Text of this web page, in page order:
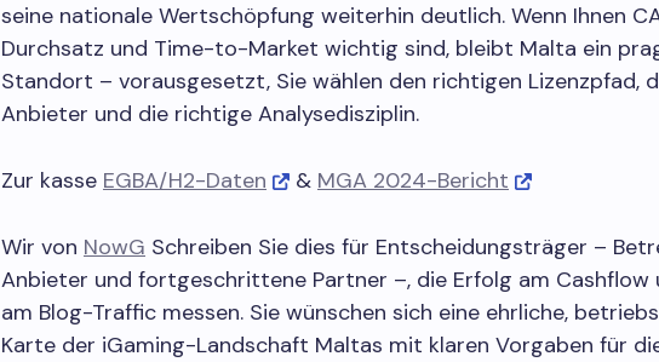
seine nationale Wertschöpfung weiterhin deutlich. Wenn Ihnen
Durchsatz und Time-to-Market wichtig sind, bleibt Malta ein
Standort – vorausgesetzt, Sie wählen den richtigen Lizenzpfad,
Anbieter und die richtige Analysedisziplin.
Zur kasse EGBA/H2-Daten & MGA 2024-Bericht
Wir von NowG Schreiben Sie dies für Entscheidungsträger –
Anbieter und fortgeschrittene Partner –, die Erfolg am Cashflow
am Blog-Traffic messen. Sie wünschen sich eine ehrliche,
Karte der iGaming-Landschaft Maltas mit klaren Vorgaben für